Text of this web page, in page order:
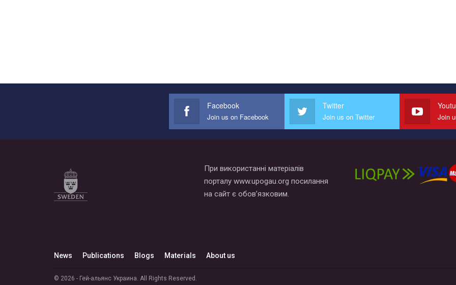
Facebook
Join us on Facebook
Twitter
Join us on Twitter Join
При використанні матеріалів
порталу www.upogau.org посилання
на сайт є обов’язковим.
News Publications Blogs Materials About us
© 2026 - Гей-альянс Украина. All Rights Reserved.